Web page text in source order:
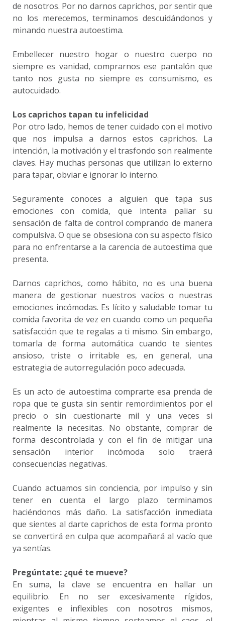
de nosotros. Por no darnos caprichos, por sentir que
no los merecemos, terminamos descuidándonos y
minando nuestra autoestima.
Embellecer nuestro hogar o nuestro cuerpo no
siempre es vanidad, comprarnos ese pantalón que
tanto nos gusta no siempre es consumismo, es
autocuidado.
Los caprichos tapan tu infelicidad
Por otro lado, hemos de tener cuidado con el motivo
que nos impulsa a darnos estos caprichos. La
intención, la motivación y el trasfondo son realmente
claves. Hay muchas personas que utilizan lo externo
para tapar, obviar e ignorar lo interno.
Seguramente conoces a alguien que tapa sus
emociones con comida, que intenta paliar su
sensación de falta de control comprando de manera
compulsiva. O que se obsesiona con su aspecto físico
para no enfrentarse a la carencia de autoestima que
presenta.
Darnos caprichos, como hábito, no es una buena
manera de gestionar nuestros vacíos o nuestras
emociones incómodas. Es lícito y saludable tomar tu
comida favorita de vez en cuando como un pequeña
satisfacción que te regalas a ti mismo. Sin embargo,
tomarla de forma automática cuando te sientes
ansioso, triste o irritable es, en general, una
estrategia de autorregulación poco adecuada.
Es un acto de autoestima comprarte esa prenda de
ropa que te gusta sin sentir remordimientos por el
precio o sin cuestionarte mil y una veces si
realmente la necesitas. No obstante, comprar de
forma descontrolada y con el fin de mitigar una
sensación interior incómoda solo traerá
consecuencias negativas.
Cuando actuamos sin conciencia, por impulso y sin
tener en cuenta el largo plazo terminamos
haciéndonos más daño. La satisfacción inmediata
que sientes al darte caprichos de esta forma pronto
se convertirá en culpa que acompañará al vacío que
ya sentías.
Pregúntate: ¿qué te mueve?
En suma, la clave se encuentra en hallar un
equilibrio. En no ser excesivamente rígidos,
exigentes e inflexibles con nosotros mismos,